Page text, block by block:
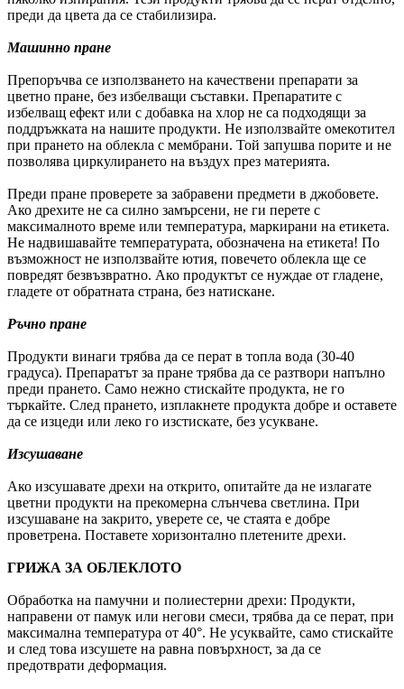
преди да цвета да се стабилизира.
Машинно пране
Препоръчва се използването на качествени препарати за
цветно пране, без избелващи съставки. Препаратите с
избелващ ефект или с добавка на хлор не са подходящи за
поддръжката на нашите продукти. Не използвайте омекотител
при прането на облекла с мембрани. Той запушва порите и не
позволява циркулирането на въздух през материята.
Преди пране проверете за забравени предмети в джобовете.
Ако дрехите не са силно замърсени, не ги перете с
максималното време или температура, маркирани на етикета.
Не надвишавайте температурата, обозначена на етикета! По
възможност не използвайте ютия, повечето облекла ще се
повредят безвъзвратно. Ако продуктът се нуждае от гладене,
гладете от обратната страна, без натискане.
Ръчно пране
Продукти винаги трябва да се перат в топла вода (30-40
градуса). Препаратът за пране трябва да се разтвори напълно
преди прането. Само нежно стискайте продукта, не го
търкайте. След прането, изплакнете продукта добре и оставете
да се изцеди или леко го изстискате, без усукване.
Изсушаване
Ако изсушавате дрехи на открито, опитайте да не излагате
цветни продукти на прекомерна слънчева светлина. При
изсушаване на закрито, уверете се, че стаята е добре
проветрена. Поставете хоризонтално плетените дрехи.
ГРИЖА ЗА ОБЛЕКЛОТО
Обработка на памучни и полиестерни дрехи: Продукти,
направени от памук или негови смеси, трябва да се перат, при
максимална температура от 40°. Не усуквайте, само стискайте
и след това изсушете на равна повърхност, за да се
предотврати деформация.